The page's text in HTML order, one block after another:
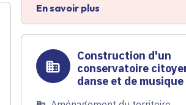
En savoir plus
Construction d'un
conservatoire
danse et de musique